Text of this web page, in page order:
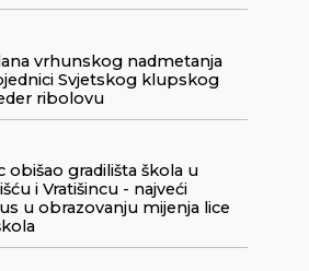
vrhunskog nadmetanja
Svjetskog klupskog
ribolovu
obišao gradilišta škola u
i Vratišincu - najveći
u obrazovanju mijenja lice